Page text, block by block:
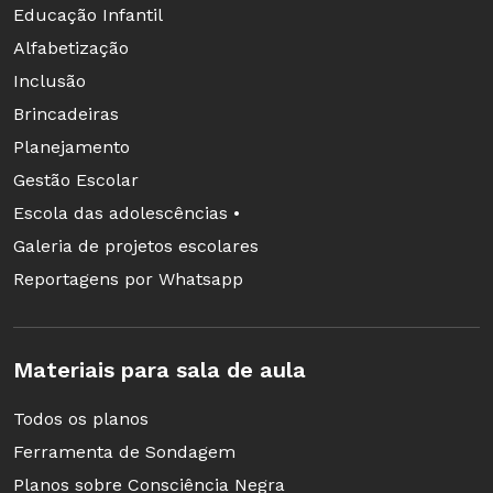
REVISÃO INDIVIDUAL Após as mudanças
sugeridas, os textos são devolvidos para
que cada aluno possa refazê-los
REVISÃO COLETIVA A discussão no
alterações necessárias na produção dos
alunos
principalmente por
produções do gênero escolhido que os alunos
Educação Infantil
Alfabetização
Inclusão
Brincadeiras
Planejamento
Gestão Escolar
Escola das adolescências •
Galeria de projetos escolares
Reportagens por Whatsapp
Materiais para sala de aula
Todos os planos
Ferramenta de Sondagem
Planos sobre Consciência Negra